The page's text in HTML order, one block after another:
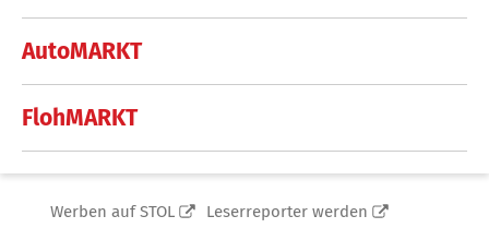
AutoMARKT
FlohMARKT
Werben auf STOL
Leserreporter werden